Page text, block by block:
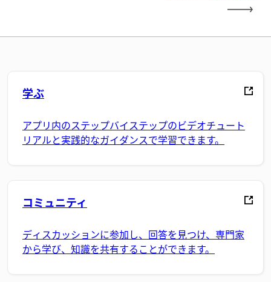
学ぶ
アプリ内のステップバイステップのビデオチュート
リアルと実践的なガイダンスで学習できます。
コミュニティ
ディスカッションに参加し、回答を見つけ、専門家
から学び、知識を共有することができます。